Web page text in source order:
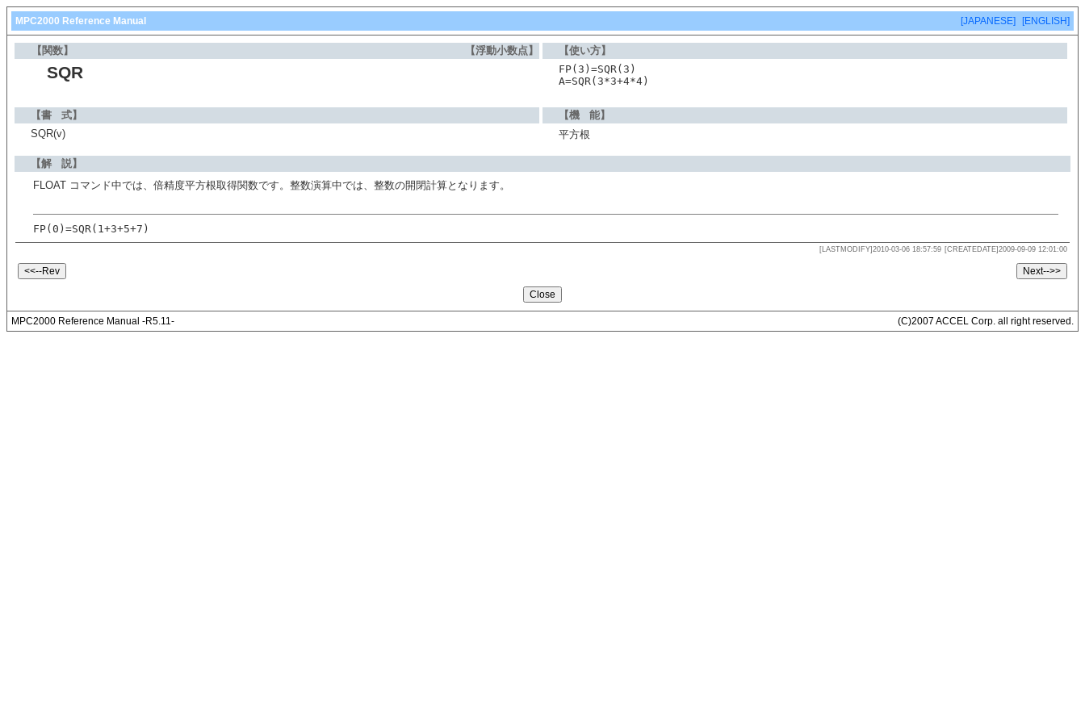
MPC2000 Reference Manual [JAPANESE] [ENGLISH]
【関数】 【浮動小数点】 【使い方】
SQR
FP(3)=SQR(3)
A=SQR(3*3+4*4)
【書 式】
【機 能】
SQR(v)
平方根
【解 説】
FLOAT コマンド中では、倍精度平方根取得関数です。整数演算中では、整数の開閉計算となります。
FP(0)=SQR(1+3+5+7)
[LASTMODIFY]2010-03-06 18:57:59 [CREATEDATE]2009-09-09 12:01:00
MPC2000 Reference Manual -R5.11- (C)2007 ACCEL Corp. all right reserved.